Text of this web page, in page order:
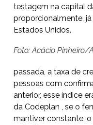
testagem na capital
proporcionalmente,
Estados Unidos.
Foto: Acácio Pinheiro/
passada, a taxa de
pessoas com
anterior, esse índice
da Codeplan , se o
mantiver constante, o